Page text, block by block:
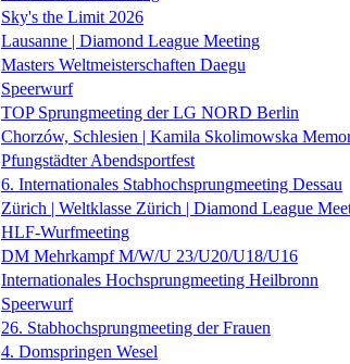
Sky's the Limit 2026
Lausanne | Diamond League Meeting
Masters Weltmeisterschaften Daegu
Speerwurf
TOP Sprungmeeting der LG NORD Berlin
Chorzów, Schlesien | Kamila Skolimowska
Pfungstädter Abendsportfest
6. Internationales Stabhochsprungmeeting Dessau
Zürich | Weltklasse Zürich | Diamond League
HLF-Wurfmeeting
DM Mehrkampf M/W/U 23/U20/U18/U16
Internationales Hochsprungmeeting Heilbronn
Speerwurf
26. Stabhochsprungmeeting der Frauen
4. Domspringen Wesel